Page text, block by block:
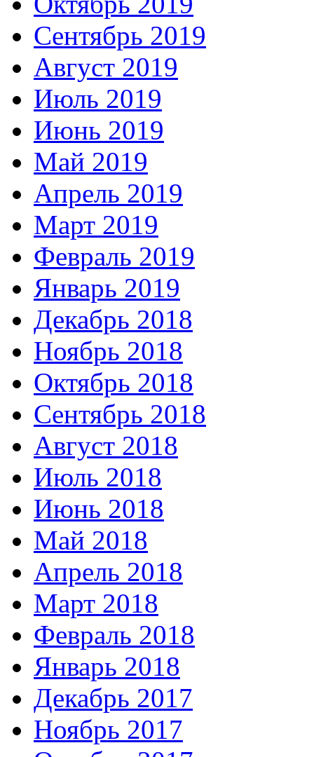
Сентябрь 2019
Август 2019
Июль 2019
Июнь 2019
Май 2019
Апрель 2019
Март 2019
Февраль 2019
Январь 2019
Декабрь 2018
Ноябрь 2018
Октябрь 2018
Сентябрь 2018
Август 2018
Июль 2018
Июнь 2018
Май 2018
Апрель 2018
Март 2018
Февраль 2018
Январь 2018
Декабрь 2017
Ноябрь 2017